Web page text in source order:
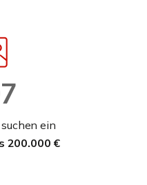
ein
200.000 €